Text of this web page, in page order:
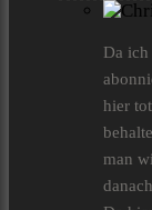
Da
hier
man